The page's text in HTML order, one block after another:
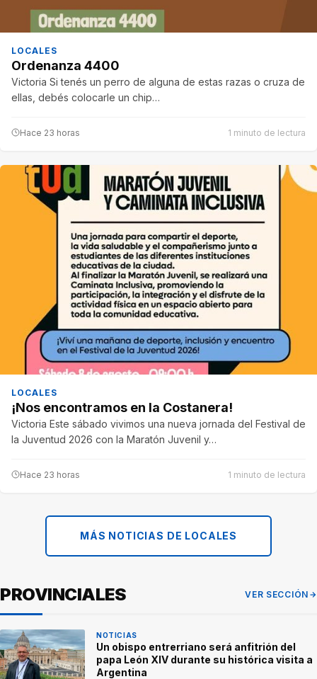
LOCALES
Ordenanza 4400
Victoria Si tenés un perro de alguna de estas razas o cruza de
ellas, debés colocarle un chip…
Hace 23 horas 1 minuto de lectura
LOCALES
¡Nos encontramos en la Costanera!
Victoria Este sábado vivimos una nueva jornada del Festival de
la Juventud 2026 con la Maratón Juvenil y…
Hace 23 horas 1 minuto de lectura
MÁS NOTICIAS DE LOCALES
PROVINCIALES VER SECCIÓN
NOTICIAS
Un obispo entrerriano será anfitrión del
papa León XIV durante su histórica visita a
Argentina